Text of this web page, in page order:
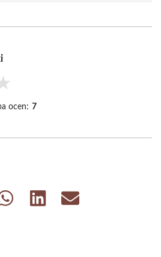
ocen: 7
Share
Share
Share